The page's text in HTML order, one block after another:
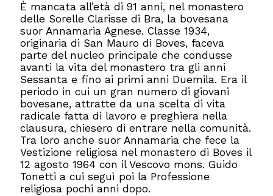
È mancata all’età di 91 anni, nel monastero
delle Sorelle Clarisse di Bra, la bovesana
suor Annamaria Agnese. Classe 1934,
originaria di San Mauro di Boves, faceva
parte del nucleo principale che condusse
avanti la vita del monastero tra gli anni
Sessanta e fino ai primi anni Duemila. Era il
periodo in cui un gran numero di giovani
bovesane, attratte da una scelta di vita
radicale fatta di lavoro e preghiera nella
clausura, chiesero di entrare nella comunità.
Tra loro anche suor Annamaria che fece la
Vestizione religiosa nel monastero di Boves il
12 agosto 1964 con il Vescovo mons. Guido
Tonetti a cui seguì poi la Professione
religiosa pochi anni dopo.